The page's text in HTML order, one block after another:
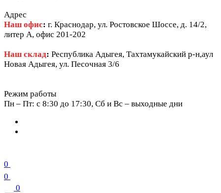
Адрес
Наш офис: г. Краснодар, ул. Ростовское Шоссе, д. 14/2,
литер А, офис 201-202
Наш склад: Республика Адыгея, Тахтамукайский р-н,аул
Новая Адыгея, ул. Песочная 3/6
Режим работы
Пн – Пт: c 8:30 до 17:30, Сб и Вс – выходные дни
0
0
0